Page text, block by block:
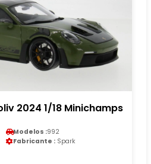
2024 1/18 Minichamps
Modelos :992
Fabricante : Spark